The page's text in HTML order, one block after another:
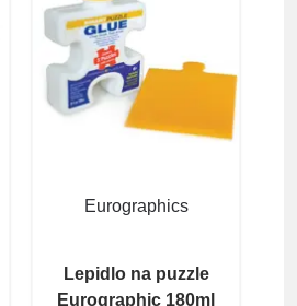
Eurographics
Lepidlo na puzzle
Eurographic 180ml